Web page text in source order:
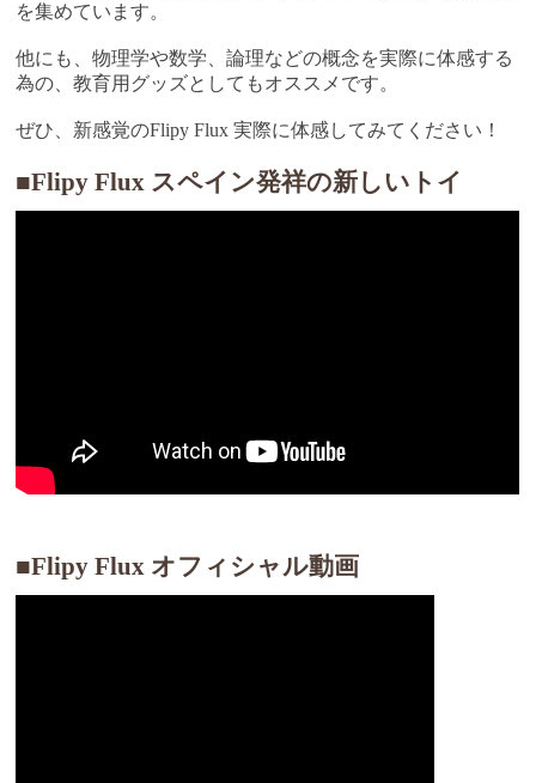
を集めています。
他にも、物理学や数学、論理などの概念を実際に体感する
為の、教育用グッズとしてもオススメです。
ぜひ、新感覚のFlipy Flux 実際に体感してみてください！
■Flipy Flux スペイン発祥の新しいトイ
■Flipy Flux オフィシャル動画